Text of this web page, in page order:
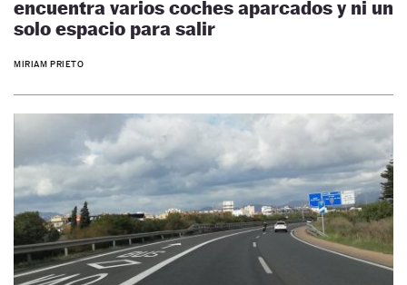
encuentra varios coches aparcados y ni un
solo espacio para salir
MIRIAM PRIETO